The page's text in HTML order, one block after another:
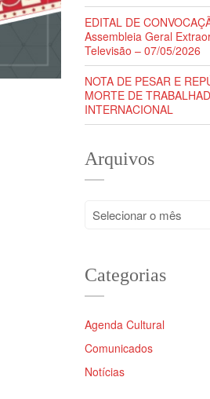
EDITAL DE
Assembleia Geral
Televisão – 07/05/2026
NOTA DE PESAR E
MORTE DE
INTERNACIONAL
Arquivos
Arquivos
Categorias
Agenda Cultural
Comunicados
Notícias